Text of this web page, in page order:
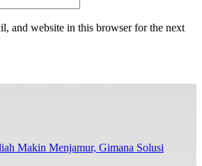
and website in this browser for the next